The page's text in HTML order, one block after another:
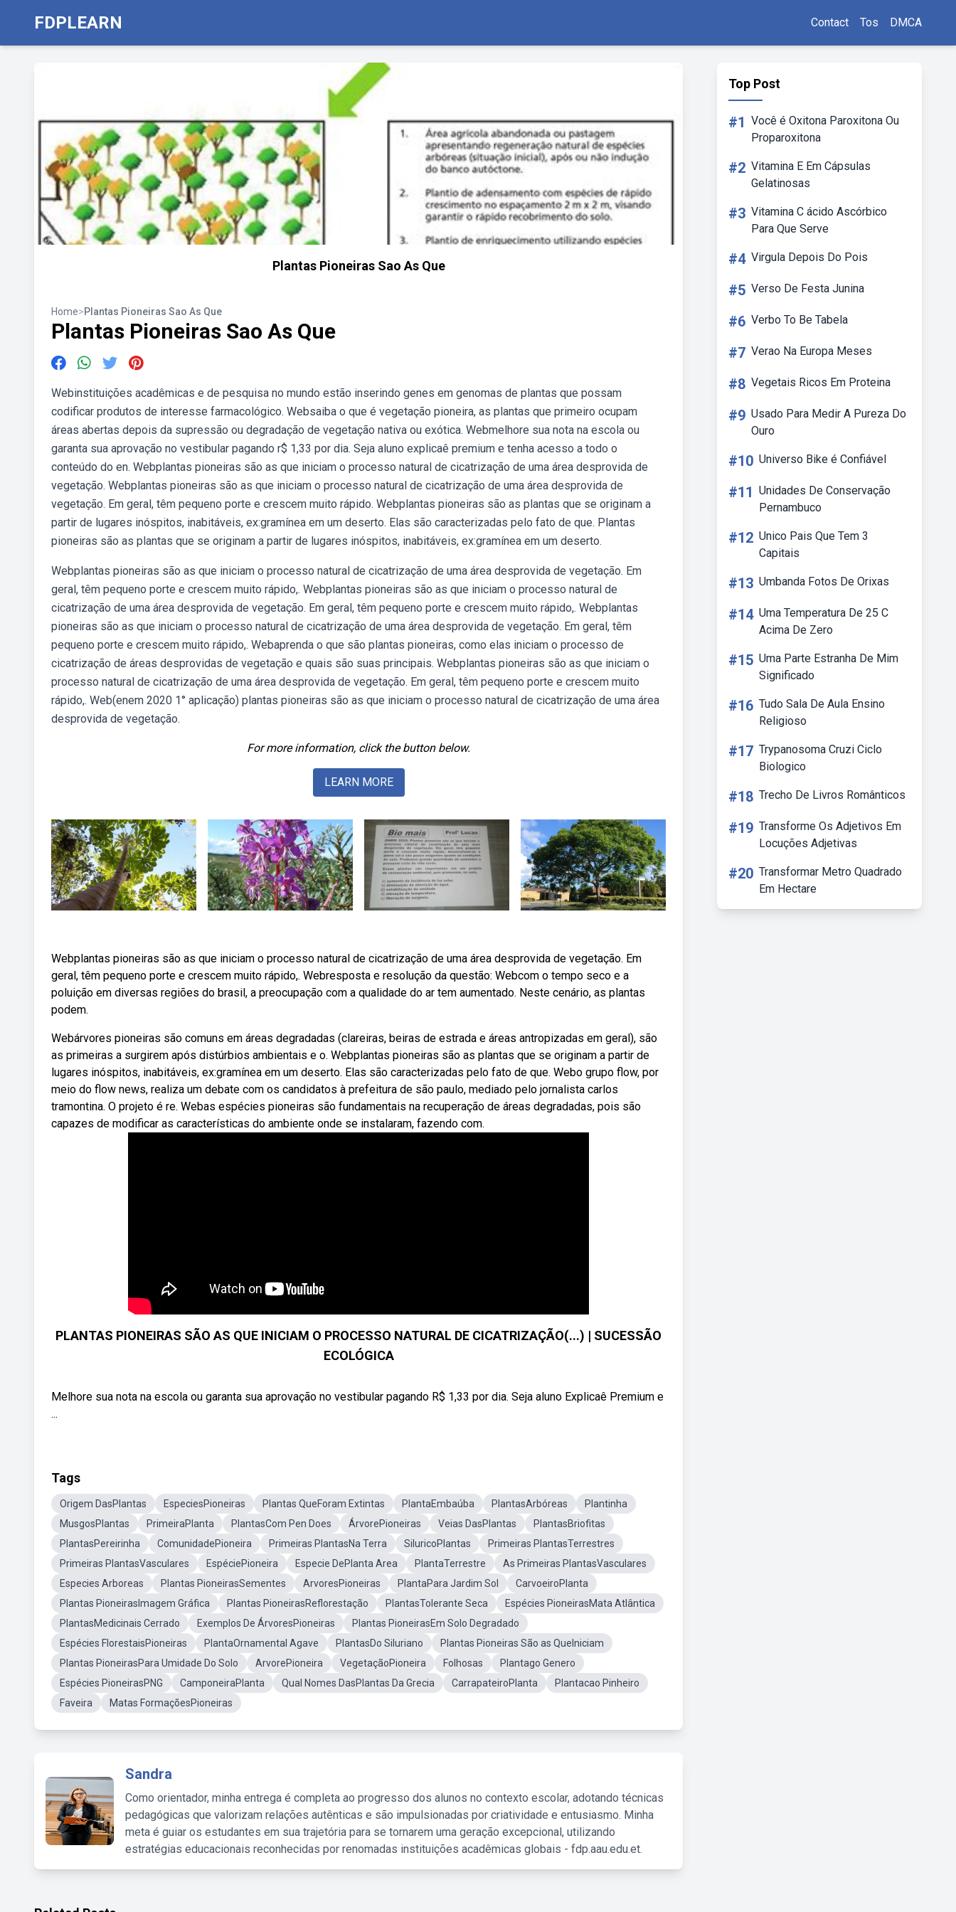
FDPLEARN Contact Tos DMCA
Plantas Pioneiras Sao As Que
Home>Plantas Pioneiras Sao As Que
Plantas Pioneiras Sao As Que
Webinstituições acadêmicas e de pesquisa no mundo estão inserindo genes em genomas de plantas que possam
codificar produtos de interesse farmacológico. Websaiba o que é vegetação pioneira, as plantas que primeiro ocupam
áreas abertas depois da supressão ou degradação de vegetação nativa ou exótica. Webmelhore sua nota na escola ou
garanta sua aprovação no vestibular pagando r$ 1,33 por dia. Seja aluno explicaê premium e tenha acesso a todo o
conteúdo do en. Webplantas pioneiras são as que iniciam o processo natural de cicatrização de uma área desprovida de
vegetação. Webplantas pioneiras são as que iniciam o processo natural de cicatrização de uma área desprovida de
vegetação. Em geral, têm pequeno porte e crescem muito rápido. Webplantas pioneiras são as plantas que se originam a
partir de lugares inóspitos, inabitáveis, ex:gramínea em um deserto. Elas são caracterizadas pelo fato de que. Plantas
pioneiras são as plantas que se originam a partir de lugares inóspitos, inabitáveis, ex:gramínea em um deserto.
Webplantas pioneiras são as que iniciam o processo natural de cicatrização de uma área desprovida de vegetação. Em
geral, têm pequeno porte e crescem muito rápido,. Webplantas pioneiras são as que iniciam o processo natural de
cicatrização de uma área desprovida de vegetação. Em geral, têm pequeno porte e crescem muito rápido,. Webplantas
pioneiras são as que iniciam o processo natural de cicatrização de uma área desprovida de vegetação. Em geral, têm
pequeno porte e crescem muito rápido,. Webaprenda o que são plantas pioneiras, como elas iniciam o processo de
cicatrização de áreas desprovidas de vegetação e quais são suas principais. Webplantas pioneiras são as que iniciam o
processo natural de cicatrização de uma área desprovida de vegetação. Em geral, têm pequeno porte e crescem muito
rápido,. Web(enem 2020 1° aplicação) plantas pioneiras são as que iniciam o processo natural de cicatrização de uma área
desprovida de vegetação.
For more information, click the button below.
LEARN MORE
Webplantas pioneiras são as que iniciam o processo natural de cicatrização de uma área desprovida de vegetação. Em
geral, têm pequeno porte e crescem muito rápido,. Webresposta e resolução da questão: Webcom o tempo seco e a
poluição em diversas regiões do brasil, a preocupação com a qualidade do ar tem aumentado. Neste cenário, as plantas
podem.
Webárvores pioneiras são comuns em áreas degradadas (clareiras, beiras de estrada e áreas antropizadas em geral), são
as primeiras a surgirem após distúrbios ambientais e o. Webplantas pioneiras são as plantas que se originam a partir de
lugares inóspitos, inabitáveis, ex:gramínea em um deserto. Elas são caracterizadas pelo fato de que. Webo grupo flow, por
meio do flow news, realiza um debate com os candidatos à prefeitura de são paulo, mediado pelo jornalista carlos
tramontina. O projeto é re. Webas espécies pioneiras são fundamentais na recuperação de áreas degradadas, pois são
capazes de modificar as características do ambiente onde se instalaram, fazendo com.
PLANTAS PIONEIRAS SÃO AS QUE INICIAM O PROCESSO NATURAL DE CICATRIZAÇÃO(...) | SUCESSÃO
ECOLÓGICA
Melhore sua nota na escola ou garanta sua aprovação no vestibular pagando R$ 1,33 por dia. Seja aluno Explicaê Premium e
...
Tags
Origem DasPlantas EspeciesPioneiras Plantas QueForam Extintas PlantaEmbaúba PlantasArbóreas
Plantinha
MusgosPlantas
PrimeiraPlanta PlantasCom Pen Does ÁrvorePioneiras Veias DasPlantas
PlantasBriofitas
PlantasPereirinha
ComunidadePioneira Primeiras PlantasNa Terra SiluricoPlantas
Primeiras PlantasTerrestres
Primeiras PlantasVasculares
EspéciePioneira Especie DePlanta Area PlantaTerrestre
As Primeiras PlantasVasculares
Especies Arboreas
Plantas PioneirasSementes ArvoresPioneiras PlantaPara Jardim Sol
CarvoeiroPlanta
Plantas PioneirasImagem Gráfica
Plantas PioneirasReflorestação PlantasTolerante Seca
Espécies PioneirasMata Atlântica
PlantasMedicinais Cerrado
Exemplos De ÁrvoresPioneiras
Plantas PioneirasEm Solo Degradado
Espécies FlorestaisPioneiras
PlantaOrnamental Agave PlantasDo Siluriano
Plantas Pioneiras São as QueIniciam
Plantas PioneirasPara Umidade Do Solo
ArvorePioneira VegetaçãoPioneira Folhosas
Plantago Genero
Espécies PioneirasPNG
CamponeiraPlanta Qual Nomes DasPlantas Da Grecia CarrapateiroPlanta
Plantacao Pinheiro
Faveira
Matas FormaçõesPioneiras
Sandra
Como orientador, minha entrega é completa ao progresso dos alunos no contexto escolar, adotando técnicas
pedagógicas que valorizam relações autênticas e são impulsionadas por criatividade e entusiasmo. Minha
meta é guiar os estudantes em sua trajetória para se tornarem uma geração excepcional, utilizando
estratégias educacionais reconhecidas por renomadas instituições acadêmicas globais - fdp.aau.edu.et.
Top Post
#1 Você é Oxitona Paroxitona Ou
Proparoxitona
#2 Vitamina E Em Cápsulas
Gelatinosas
#3 Vitamina C ácido Ascórbico
Para Que Serve
#4 Virgula Depois Do Pois
#5 Verso De Festa Junina
#6 Verbo To Be Tabela
#7 Verao Na Europa Meses
#8 Vegetais Ricos Em Proteina
#9 Usado Para Medir A Pureza Do
Ouro
#10 Universo Bike é Confiável
#11 Unidades De Conservação
Pernambuco
#12 Unico Pais Que Tem 3
Capitais
#13 Umbanda Fotos De Orixas
#14 Uma Temperatura De 25 C
Acima De Zero
#15 Uma Parte Estranha De Mim
Significado
#16 Tudo Sala De Aula Ensino
Religioso
#17 Trypanosoma Cruzi Ciclo
Biologico
#18 Trecho De Livros Românticos
#19 Transforme Os Adjetivos Em
Locuções Adjetivas
#20 Transformar Metro Quadrado
Em Hectare